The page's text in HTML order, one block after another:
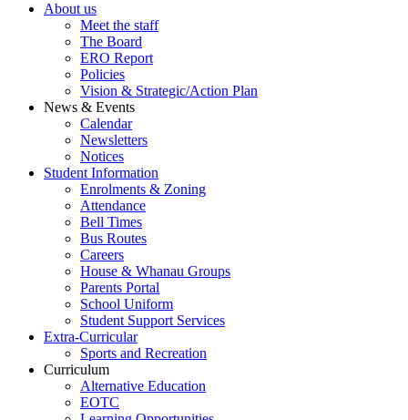
About us
Meet the staff
The Board
ERO Report
Policies
Vision & Strategic/Action Plan
News & Events
Calendar
Newsletters
Notices
Student Information
Enrolments & Zoning
Attendance
Bell Times
Bus Routes
Careers
House & Whanau Groups
Parents Portal
School Uniform
Student Support Services
Extra-Curricular
Sports and Recreation
Curriculum
Alternative Education
EOTC